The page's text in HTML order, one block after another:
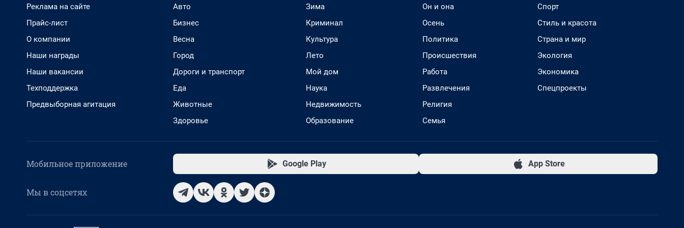
Реклама на сайте
Прайс-лист
О компании
Наши награды
Наши вакансии
Техподдержка
Предвыборная агитация
Авто
Бизнес
Весна
Город
Дороги и транспорт
Еда
Животные
Здоровье
Зима
Криминал
Культура
Лето
Мой дом
Наука
Недвижимость
Образование
Он и она
Осень
Политика
Происшествия
Работа
Развлечения
Религия
Семья
Спорт
Стиль и красота
Страна и мир
Экология
Экономика
Спецпроекты
Мобильное приложение Google Play App Store
Мы в соцсетях